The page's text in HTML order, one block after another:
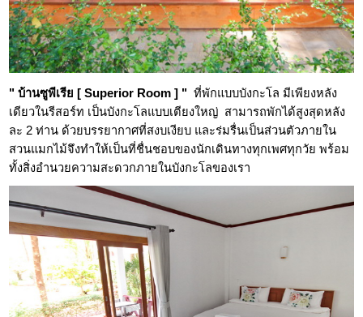
" บ้านซูพีเรีย [ Superior Room ] " ที่พักแบบบังกะโล มีเพียงหลัง
เดียวในรีสอร์ท เป็นบังกะโลแบบเตียงใหญ่ สามารถพักได้สูงสุดหลัง
ละ 2 ท่าน ด้วยบรรยากาศที่สงบเงียบ และร่มรื่นเป็นส่วนตัวภายใน
สวนแมกไม้จึงทำให้เป็นที่ชื่นชอบของนักเดินทางทุกเพศทุกวัย พร้อม
ทั้งสิ่งอำนวยความสะดวกภายในบังกะโลของเรา